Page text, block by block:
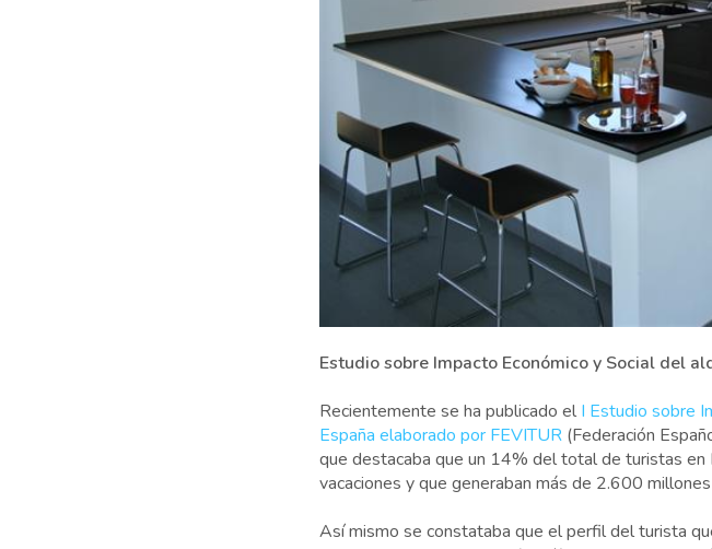
Estudio sobre Impacto Económico y Social del
Recientemente se ha publicado el I Estudio sobre
España elaborado por FEVITUR (Federación
que destacaba que un 14% del total de turistas en
vacaciones y que generaban más de 2.600
Así mismo se constataba que el perfil del turista